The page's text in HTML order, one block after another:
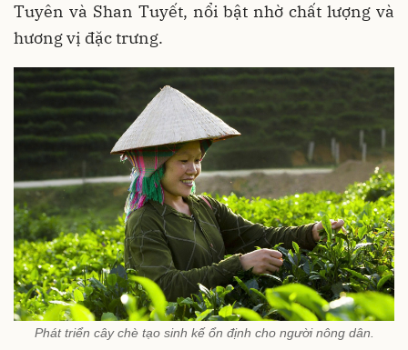
Tuyên và Shan Tuyết, nổi bật nhờ chất lượng và
hương vị đặc trưng.
Phát triển cây chè tạo sinh kế ổn định cho người nông dân.